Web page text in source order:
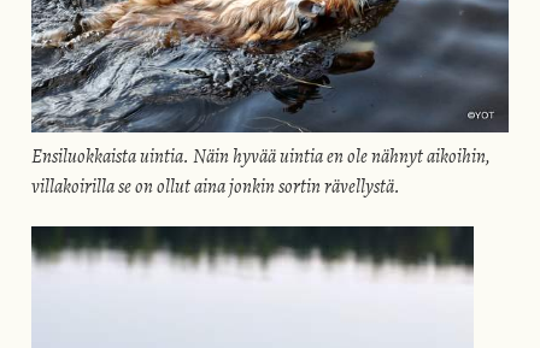
Ensiluokkaista uintia. Näin hyvää uintia en ole nähnyt aikoihin,
villakoirilla se on ollut aina jonkin sortin rävellystä.